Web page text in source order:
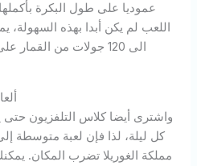
عموديا على طول البكرة
اللعب لم يكن أبدا بهذه السهولة،
الى 120 جولات من
واشترى أيضا كلاس التلفزيون حتى
كل ليلة، لذا فإن لعبة متوسطة
مملكة الغوريلا تضرب المكان.